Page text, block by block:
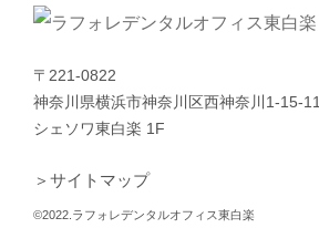
〒221-0822
神奈川県横浜市神奈川区西神奈川1-15-11
シェソワ東白楽 1F
＞サイトマップ
©2022.ラフォレデンタルオフィス東白楽